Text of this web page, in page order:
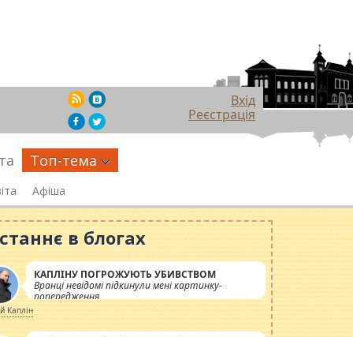
Вхід
Реєстрація
Топ-тема
Афіша
в блогах
КАПЛІНУ ПОГРОЖУЮТЬ УБИВСТВОМ
Вранці невідомі підкинули мені картинку-
попередження
Каплін